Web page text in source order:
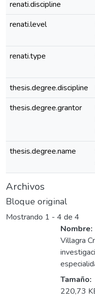
renati.discipline
renati.level
renati.type
thesis.degree.discipline
thesis.degree.grantor
thesis.degree.name
Archivos
Bloque original
Mostrando 1 - 4 de 4
Nombre:
Villagra
Tamaño:
220,73